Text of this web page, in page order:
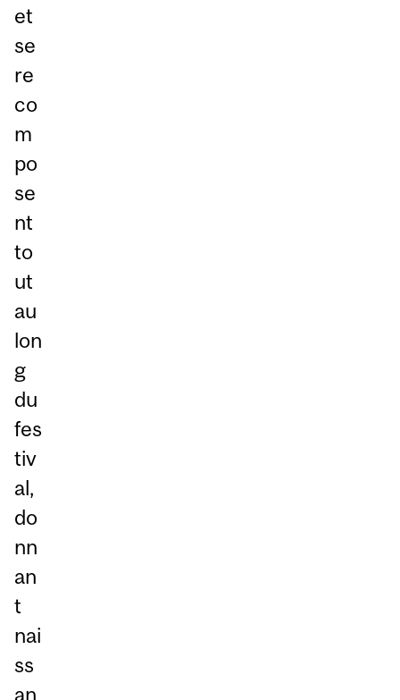
et
se
re
co
m
po
se
nt
to
ut
au
lon
g
du
fes
tiv
al,
do
nn
an
t
nai
ss
an